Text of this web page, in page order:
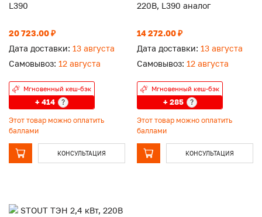
L390
20 723.00 ₽
Дата доставки: 13 августа
Самовывоз: 12 августа
Мгновенный кеш-бэк
+ 414 ?
Этот товар можно оплатить
баллами
КОНСУЛЬТАЦИЯ
220В, L390 аналог
14 272.00 ₽
Дата доставки: 13 августа
Самовывоз: 12 августа
Мгновенный кеш-бэк
+ 285 ?
Этот товар можно оплатить
баллами
КОНСУЛЬТАЦИЯ